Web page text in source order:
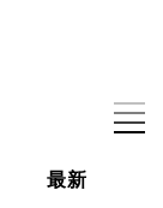
最新